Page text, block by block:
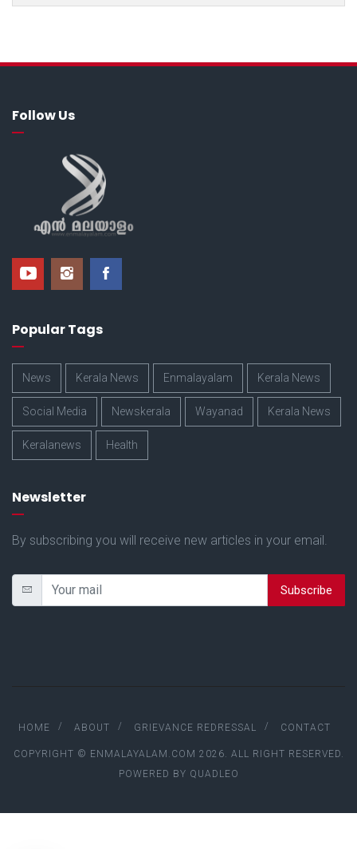
Follow Us
Popular Tags
News Kerala News Enmalayalam Kerala News
Social Media Newskerala Wayanad Kerala News
Keralanews Health
Newsletter
By subscribing you will receive new articles in your email.
Subscribe
HOME ABOUT GRIEVANCE REDRESSAL CONTACT
COPYRIGHT © ENMALAYALAM.COM 2026. ALL RIGHT RESERVED.
POWERED BY QUADLEO